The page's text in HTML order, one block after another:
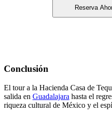
Conclusión
El tour a la Hacienda Casa de
salida en Guadalajara hasta el
riqueza cultural de México y el